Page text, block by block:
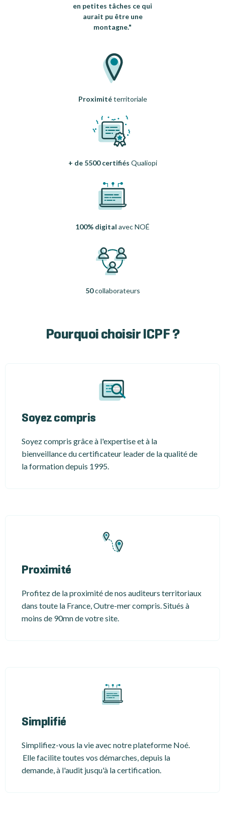
+ de 5500 certifiés Qualiopi
100% digital avec NOÉ
en petites tâches ce qui
aurait pu être une
montagne."
50collaborateurs
Proximitéterritoriale
Pourquoi choisir ICPF ?
Soyez compris
Soyez compris grâce à l'expertise et à la
bienveillance du certificateur leader de la qualité de
la formation depuis 1995.
Proximité
Profitez de la proximité de nos auditeurs territoriaux
dans toute la France, Outre-mer compris. Situés à
moins de 90mn de votre site.
Simplifié
Simplifiez-vous la vie avec notre plateforme Noé.
Elle facilite toutes vos démarches, depuis la
demande, à l'audit jusqu'à la certification.